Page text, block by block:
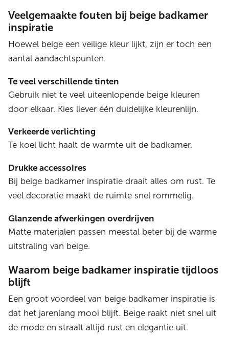
Veelgemaakte fouten bij beige badkamer
inspiratie
Hoewel beige een veilige kleur lijkt, zijn er toch een
aantal aandachtspunten.
Te veel verschillende tinten
Gebruik niet te veel uiteenlopende beige kleuren
door elkaar. Kies liever één duidelijke kleurenlijn.
Verkeerde verlichting
Te koel licht haalt de warmte uit de badkamer.
Drukke accessoires
Bij beige badkamer inspiratie draait alles om rust. Te
veel decoratie maakt de ruimte snel rommelig.
Glanzende afwerkingen overdrijven
Matte materialen passen meestal beter bij de warme
uitstraling van beige.
Waarom beige badkamer inspiratie tijdloos
blijft
Een groot voordeel van beige badkamer inspiratie is
dat het jarenlang mooi blijft. Beige raakt niet snel uit
de mode en straalt altijd rust en elegantie uit.